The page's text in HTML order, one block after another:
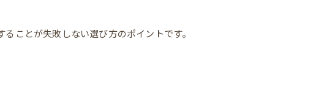
ことが失敗しない選び方のポイントです。